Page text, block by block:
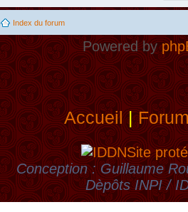
Index du forum
Powered by
Accueil|
Site
Conception : Guillaume
Dèpôts INPI /